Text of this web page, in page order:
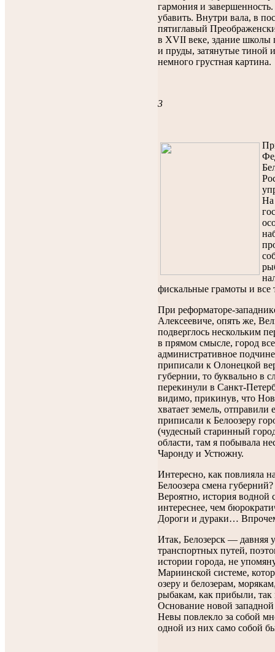
гармония и
убавить. Внутри вала, в
пятиглавый
в XVII веке, здание школы
и пруды, затянутые тиной
немного грустная картина.
3
На
фискальные грамоты и все
При реформаторе-
Алексеевиче, опять же,
подверглось нескольким
в прямом смысле, город
административное
приписали к Олонецкой
губернии, то буквально в
перекинули в Санкт-
видимо, прикинув, что
хватает земель, отправили
приписали к Белоозеру
(чудесный старинный
области, там я побывала
Чаронду и Устюжну.
Интересно, как повлияла
Белоозера смена
Вероятно, история водной
интереснее, чем
Дороги и дураки…
Итак, Белозерск — давняя
транспортных путей,
истории города, не
Мариинской системе,
озеру и белозерам,
рыбакам, как прибыли,
Основание новой
Невы повлекло за собой
одной из них само собой